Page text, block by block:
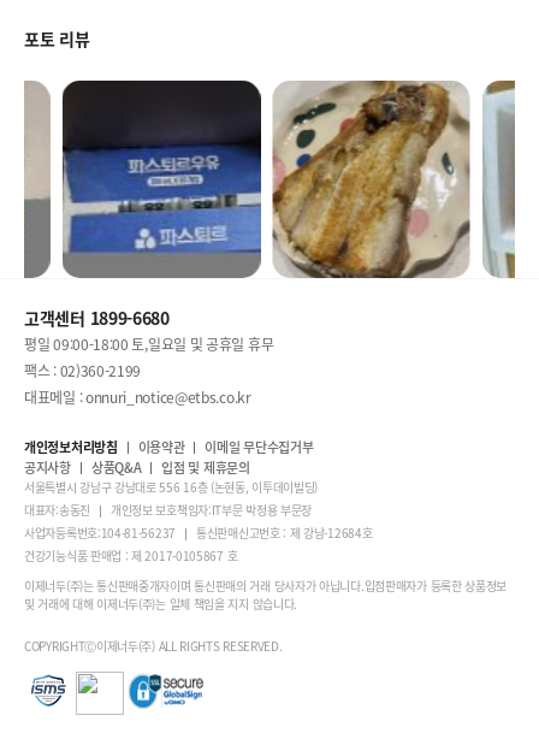
포토 리뷰
고객센터 1899-6680
평일 09:00-18:00 토,일요일 및 공휴일 휴무
팩스 : 02)360-2199
대표메일 : onnuri_notice@etbs.co.kr
개인정보처리방침 이용약관
이메일 무단수집거부
공지사항
상품Q&A 입점 및 제휴문의
서울특별시 강남구 강남대로 556 16층 (논현동, 이투데이빌딩)
대표자:송동진
개인정보 보호책임자:IT부문 박정용 부문장
사업자등록번호:104-81-56237
통신판매신고번호 : 제 강남-12684호
건강기능식품 판매업 : 제 2017-0105867 호
이제너두(주)는 통신판매중개자이며 통신판매의 거래 당사자가 아닙니다.입점판매자가 등록한 상품정보
및 거래에 대해 이제너두(주)는 일체 책임을 지지 않습니다.
COPYRIGHTⒸ이제너두(주) ALL RIGHTS RESERVED.